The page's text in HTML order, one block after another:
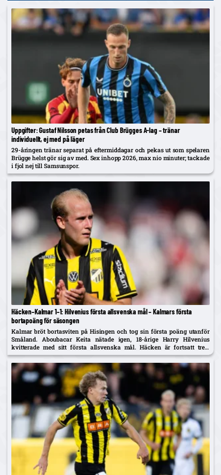
Uppgifter: Gustaf Nilsson petas från Club Brügges A-lag – tränar
individuellt, ej med på läger
29-åringen tränar separat på eftermiddagar och pekas ut som spelaren
Brügge helst gör sig av med. Sex inhopp 2026, max nio minuter; tackade
i fjol nej till Samsunspor.
Häcken–Kalmar 1–1: Hilvenius första allsvenska mål – Kalmars första
bortapoäng för säsongen
Kalmar bröt bortasviten på Hisingen och tog sin första poäng utanför
Småland. Aboubacar Keita nätade igen, 18-årige Harry Hilvenius
kvitterade med sitt första allsvenska mål. Häcken är fortsatt trea,
Kalmar kliver upp på tionde plats.